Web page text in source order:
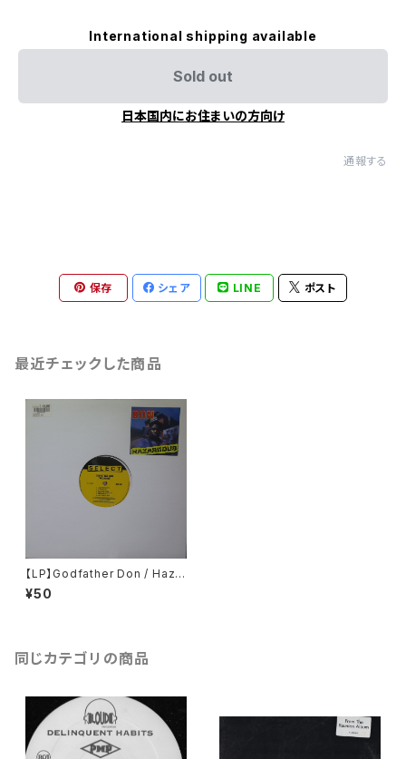
International shipping available
Sold out
日本国内にお住まいの方向け
通報する
保存 シェア LINE ポスト
最近チェックした商品
【LP】Godfather Don / Hazar
dous
¥50
同じカテゴリの商品